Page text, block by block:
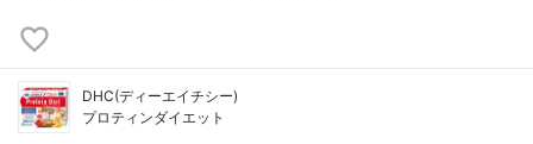
DHC(ディーエイチシー)
プロティンダイエット